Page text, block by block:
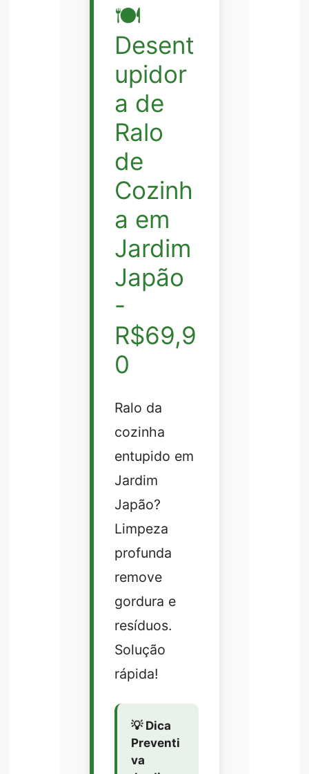
🍽️
Desent
upidor
a de
Ralo
de
Cozinh
a em
Jardim
Japão
-
R$69,9
0
Ralo da
cozinha
entupido em
Jardim
Japão?
Limpeza
profunda
remove
gordura e
resíduos.
Solução
rápida!
💡 Dica
Preventi
va